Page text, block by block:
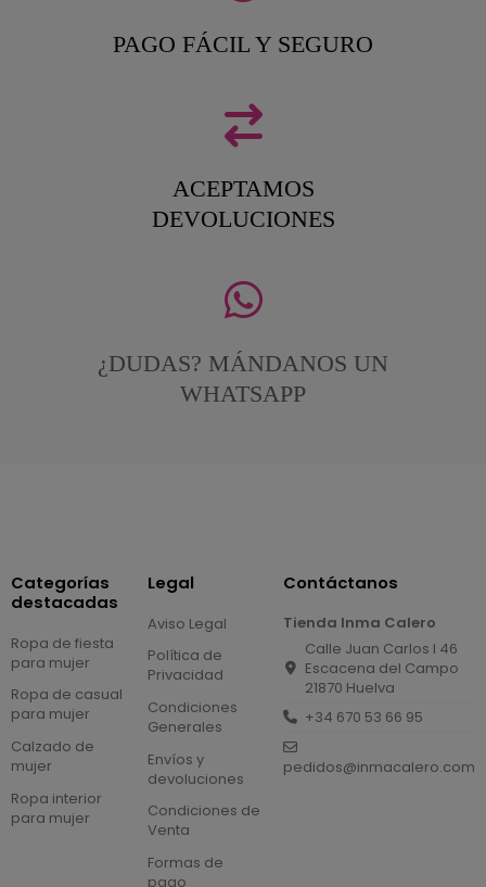
PAGO FÁCIL Y SEGURO
ACEPTAMOS
DEVOLUCIONES
¿DUDAS? MÁNDANOS UN
WHATSAPP
Categorías
destacadas
Ropa de fiesta
para mujer
Ropa de casual
para mujer
Calzado de
mujer
Ropa interior
para mujer
Legal
Aviso Legal
Política de
Privacidad
Condiciones
Generales
Envíos y
devoluciones
Condiciones de
Venta
Formas de
pago
Contáctanos
Tienda Inma Calero
Calle Juan Carlos I 46
Escacena del Campo
21870 Huelva
+34 670 53 66 95
pedidos@inmacalero.com